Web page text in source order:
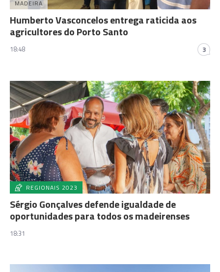
MADEIRA
Humberto Vasconcelos entrega raticida aos
agricultores do Porto Santo
18:48 3
REGIONAIS 2023
Sérgio Gonçalves defende igualdade de
oportunidades para todos os madeirenses
18:31